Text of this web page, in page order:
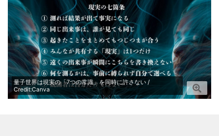
量子世界は現実の「7つの常識」を同時に許さない /
Credit:Canva